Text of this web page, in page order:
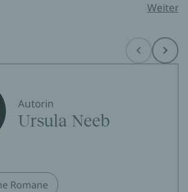
Before Next
Autorin
Ursula Neeb
Romane